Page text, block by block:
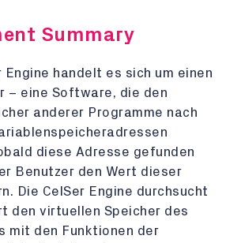
Summary
Engine handelt es sich um einen
– eine Software, die den
anderer Programme nach
diese Adresse gefunden
Benutzer den Wert dieser
Die CelSer Engine durchsucht
den virtuellen Speicher des
mit den Funktionen der